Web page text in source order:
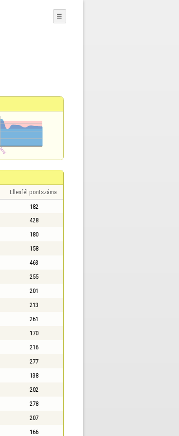
☰
Ellenfél pontszáma
182
428
180
158
463
255
201
213
261
170
216
277
138
202
278
207
166